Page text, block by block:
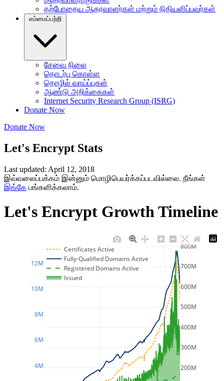
தற்போதைய ஆதரவாளர்கள் மற்றும் நிதியளிப்பவர்கள்
எம்மைப்பற்றி
சேவை நிலை
தொடர்பு கொள்ள
தொழில் வாய்ப்புகள்
ஆண்டு அறிக்கைகள்
Internet Security Research Group (ISRG)
Donate Now
Donate Now
Let's Encrypt Stats
Last updated: April 12, 2018
இவ்வலைப்பக்கம் இன்னும் மொழிபெயர்க்கப்படவில்லை. நீங்கள்
இங்கே பங்களிக்கலாம்.
Let's Encrypt Growth Timeline
200M
300M
400M
500M
600M
700M
800M
4M
6M
8M
10M
12M
Certificates Active
Fully-Qualified Domains Active
Registered Domains Active
Issued